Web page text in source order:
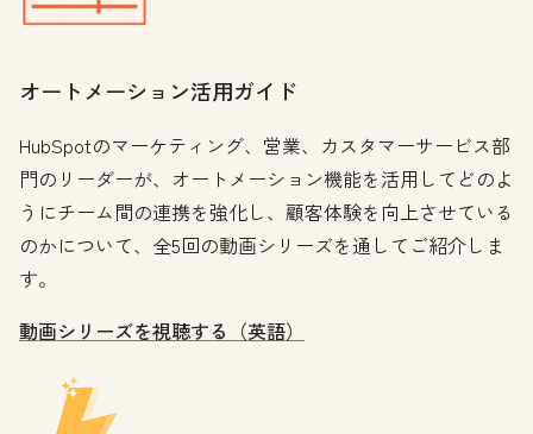
オートメーション活用ガイド
HubSpotのマーケティング、営業、カスタマーサービス部
門のリーダーが、オートメーション機能を活用してどのよ
うにチーム間の連携を強化し、顧客体験を向上させている
のかについて、全5回の動画シリーズを通してご紹介しま
す。
動画シリーズを視聴する（英語）